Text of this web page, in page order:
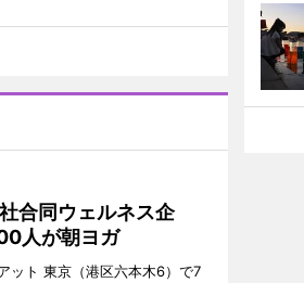
合同ウェルネス企
人が朝ヨガ
ット 東京（港区六本木6）で7